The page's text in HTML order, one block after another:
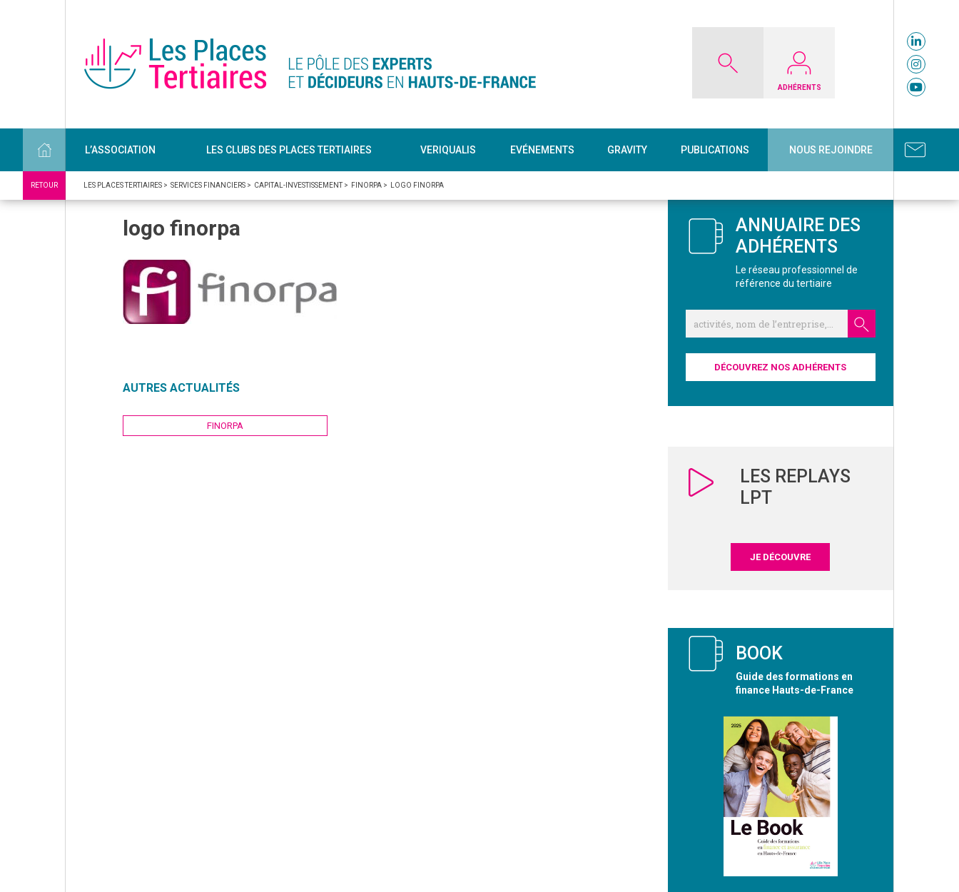
ADHÉRENTS
L’ASSOCIATION LES CLUBS DES PLACES TERTIAIRES VERIQUALIS EVÉNEMENTS GRAVITY PUBLICATIONS NOUS REJOINDRE
RETOUR LES PLACES TERTIAIRES > SERVICES FINANCIERS > CAPITAL-INVESTISSEMENT> FINORPA > LOGO FINORPA
logo finorpa
AUTRES ACTUALITÉS
NavigationFINORPA
ANNUAIRE DES
ADHÉRENTS
Le réseau professionnel de
référence du tertiaire
DÉCOUVREZ NOS ADHÉRENTS
LES REPLAYS
LPT
JE DÉCOUVRE
BOOK
Guide des formations en
finance Hauts-de-France